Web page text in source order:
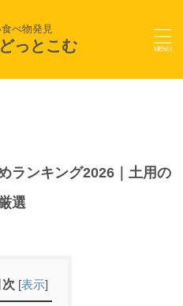
べ物発見
っとこむ
ランキング2026｜土用の
選
次 [表示]